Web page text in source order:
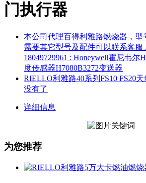
门执行器
本公司代理百得利雅路燃烧器，型
需要其它型号及配件可以联系客服
18049729961 : Honeywell霍尼韦尔
度传感器H7080B3272变送器
RIELLO利雅路40系列FS10 FS20
没有了
详细信息
为您推荐